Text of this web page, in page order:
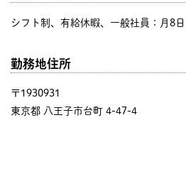
シフト制、有給休暇、一般社員：月8日
勤務地住所
〒1930931
東京都 八王子市台町 4-47-4